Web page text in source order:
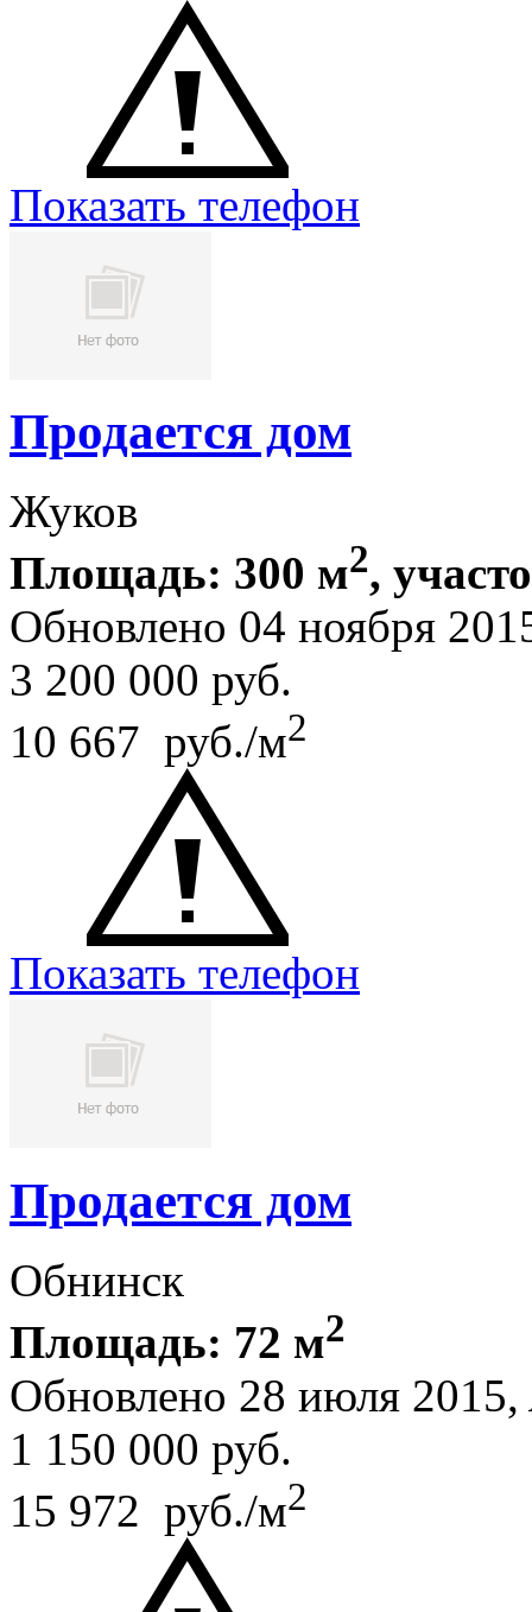
Показать телефон
Продается дом
Жуков
Площадь: 300 м2,
Обновлено 04 ноября
3 200 000 руб.
10 667 руб./м2
Показать телефон
Продается дом
Обнинск
Площадь: 72 м2
Обновлено 28 июля 2015,
1 150 000 руб.
15 972 руб./м2